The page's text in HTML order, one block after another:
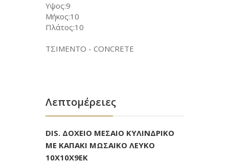
Υψος:9
Μήκος:10
Πλάτος:10
ΤΣΙΜΕΝΤΟ - CONCRETE
Λεπτομέρειες
DIS. ΔΟΧΕΙΟ ΜΕΣΑΙΟ ΚΥΛΙΝΔΡΙΚΟ
ΜΕ ΚΑΠΑΚΙ ΜΩΣΑΙΚΟ ΛΕΥΚΟ
10Χ10Χ9ΕΚ